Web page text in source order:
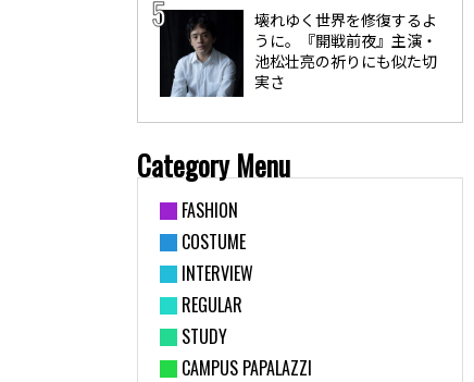
壊れゆく世界を修復するよ
うに。『開戦前夜』主演・
池松壮亮の祈りにも似た切
実さ
Category Menu
FASHION
COSTUME
INTERVIEW
REGULAR
STUDY
CAMPUS PAPALAZZI